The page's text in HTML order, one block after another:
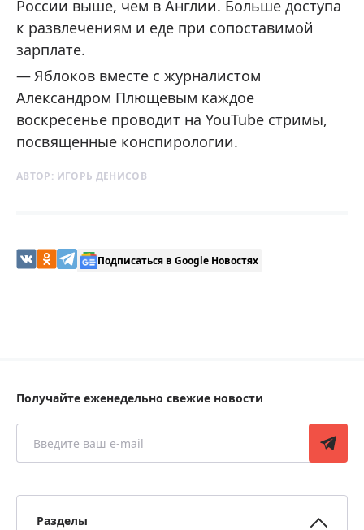
России выше, чем в Англии. Больше доступа
к развлечениям и еде при сопоставимой
зарплате.
Яблоков вместе с журналистом
Александром Плющевым каждое
воскресенье проводит на YouTube стримы,
посвященные конспирологии.
АВТОР: ИГОРЬ ДЕНИСОВ
Подписаться в Google Новостях
Получайте еженедельно свежие новости
Разделы